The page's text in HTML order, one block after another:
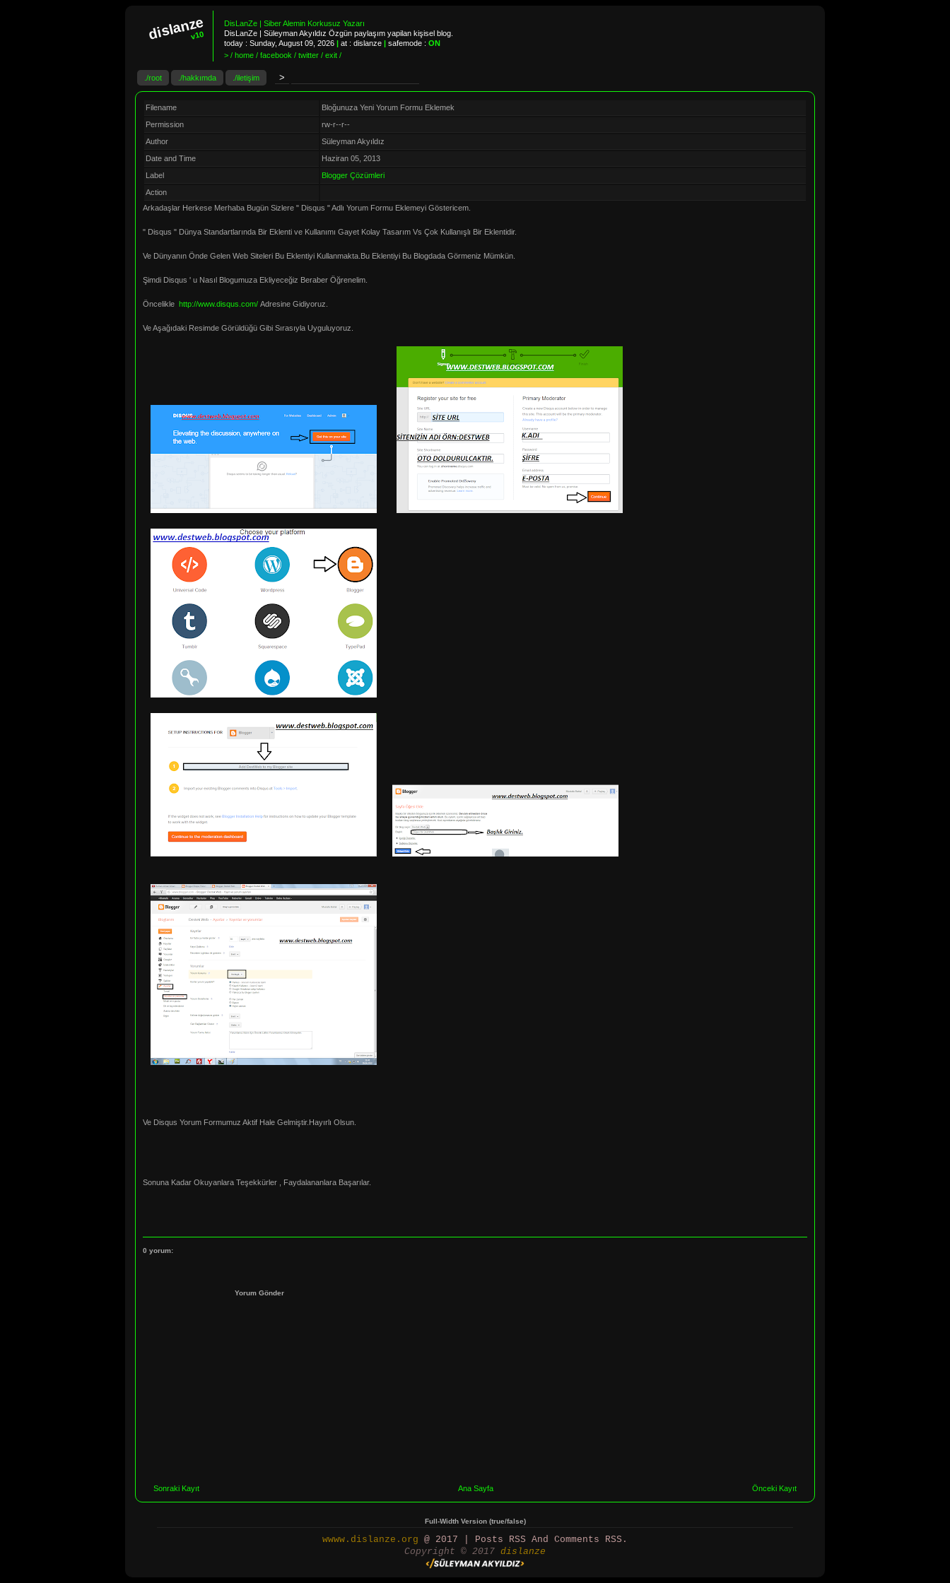
dislanze
v10
DisLanZe | Siber Alemin Korkusuz Yazarı
DisLanZe | Süleyman Akyıldız Özgün paylaşım yapilan kişisel blog.
today : Sunday, August 09, 2026 at : dislanze safemode : ON
> / home / facebook / twitter / exit /
./root ./hakkımda ./iletişim
Filename
Bloğunuza Yeni Yorum Formu Eklemek
Permission
rw-r--r--
Author
Süleyman Akyıldız
Date and Time
Haziran 05, 2013
Label
Blogger Çözümleri
Action
Arkadaşlar Herkese Merhaba Bugün Sizlere " Disqus " Adlı Yorum Formu Eklemeyi Göstericem.
" Disqus " Dünya Standartlarında Bir Eklenti ve Kullanımı Gayet Kolay Tasarım Vs Çok Kullanışlı Bir Eklentidir.
Ve Dünyanın Önde Gelen Web Siteleri Bu Eklentiyi Kullanmakta.Bu Eklentiyi Bu Blogdada Görmeniz Mümkün.
Şimdi Disqus ' u Nasıl Blogumuza Ekliyeceğiz Beraber Öğrenelim.
Öncelikle http://www.disqus.com/ Adresine Gidiyoruz.
Ve Aşağıdaki Resimde Görüldüğü Gibi Sırasıyla Uyguluyoruz.
Ve Disqus Yorum Formumuz Aktif Hale Gelmiştir.Hayırlı Olsun.
Sonuna Kadar Okuyanlara Teşekkürler , Faydalananlara Başarılar.
0 yorum:
Yorum Gönder
Sonraki Kayıt Önceki Kayıt
Ana Sayfa
Full-Width Version (true/false)
wwww.dislanze.org @ 2017 | Posts RSS And Comments RSS.
Copyright © 2017 dislanze